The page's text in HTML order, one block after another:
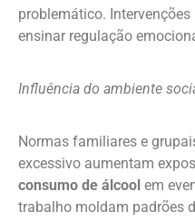
problemático.
ensinar regulação
Influência do ambiente
Normas familiares e
excessivo aumentam
consumo de álcool em
trabalho moldam padrões